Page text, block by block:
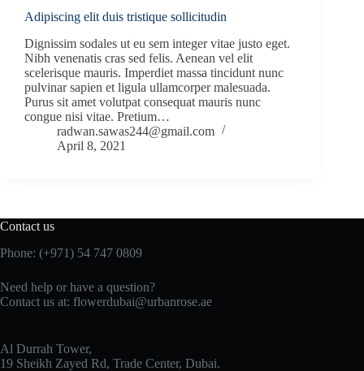
Adipiscing elit duis tristique sollicitudin
Dignissim sodales ut eu sem integer vitae justo eget.
Nibh venenatis cras sed felis. Aenean vel elit
scelerisque mauris. Imperdiet massa tincidunt nunc
pulvinar sapien et ligula ullamcorper malesuada.
Purus sit amet volutpat consequat mauris nunc
congue nisi vitae. Pretium…
radwan.sawas244@gmail.com
April 8, 2021
Contact us
Phone: (+971) 54 747 0809
Need help or have a question?
Contact us at: flowerdubai@urbanrose.ae
Al Durrah Tower,
19 Sheikh Zayed Rd, Trade Center, Dubai.